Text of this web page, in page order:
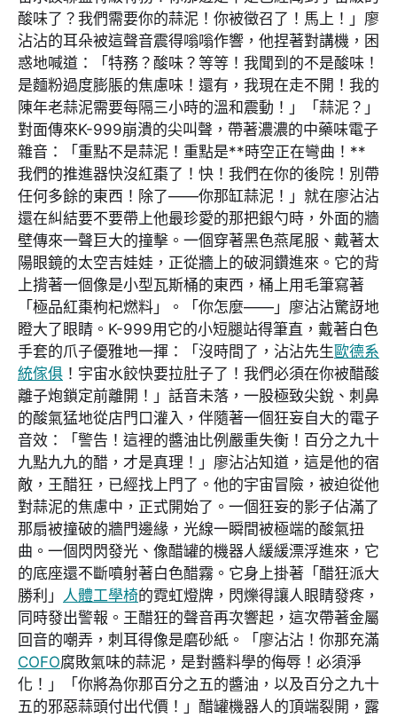
酸味了？我們需要你的蒜泥！你被徵召了！馬上！」廖
沾沾的耳朵被這聲音震得嗡嗡作響，他捏著對講機，困
惑地喊道：「特務？酸味？等等！我聞到的不是酸味！
是麵粉過度膨脹的焦慮味！還有，我現在走不開！我的
陳年老蒜泥需要每隔三小時的溫和震動！」「蒜泥？」
對面傳來K-999崩潰的尖叫聲，帶著濃濃的中藥味電子
雜音：「重點不是蒜泥！重點是**時空正在彎曲！**
我們的推進器快沒紅棗了！快！我們在你的後院！別帶
任何多餘的東西！除了——你那缸蒜泥！」就在廖沾沾
還在糾結要不要帶上他最珍愛的那把銀勺時，外面的牆
壁傳來一聲巨大的撞擊。一個穿著黑色燕尾服、戴著太
陽眼鏡的太空吉娃娃，正從牆上的破洞鑽進來。它的背
上揹著一個像是小型瓦斯桶的東西，桶上用毛筆寫著
「極品紅棗枸杞燃料」。「你怎麼——」廖沾沾驚訝地
瞪大了眼睛。K-999用它的小短腿站得筆直，戴著白色
手套的爪子優雅地一揮：「沒時間了，沾沾先生歐德系
統傢俱 ！宇宙水餃快要拉肚子了！我們必須在你被醋酸
離子炮鎖定前離開！」話音未落，一股極致尖銳、刺鼻
的酸氣猛地從店門口灌入，伴隨著一個狂妄自大的電子
音效：「警告！這裡的醬油比例嚴重失衡！百分之九十
九點九九的醋，才是真理！」廖沾沾知道，這是他的宿
敵，王醋狂，已經找上門了。他的宇宙冒險，被迫從他
對蒜泥的焦慮中，正式開始了。一個狂妄的影子佔滿了
那扇被撞破的牆門邊緣，光線一瞬間被極端的酸氣扭
曲。一個閃閃發光、像醋罐的機器人緩緩漂浮進來，它
的底座還不斷噴射著白色醋霧。它身上掛著「醋狂派大
勝利」 人體工學椅的霓虹燈牌，閃爍得讓人眼睛發疼，
同時發出警報。王醋狂的聲音再次響起，這次帶著金屬
回音的嘲弄，刺耳得像是磨砂紙。「廖沾沾！你那充滿
COFO腐敗氣味的蒜泥，是對醬料學的侮辱！必須淨
化！」「你將為你那百分之五的醬油，以及百分之九十
五的邪惡蒜頭付出代價！」醋罐機器人的頂端裂開，露